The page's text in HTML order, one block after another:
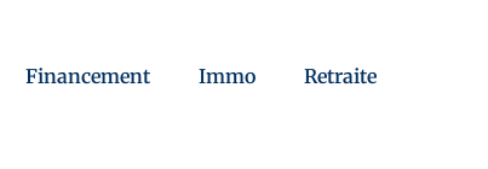
Financement Immo Retraite